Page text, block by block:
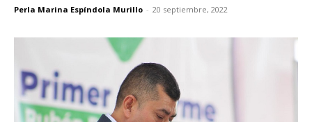
Perla Marina Espíndola Murillo - 20 septiembre, 2022